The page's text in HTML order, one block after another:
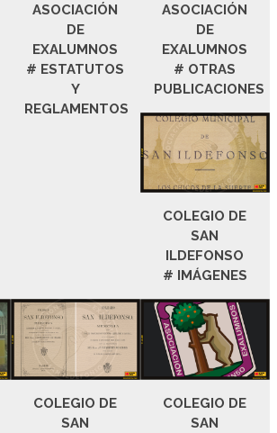
ASOCIACIÓN
DE
EXALUMNOS
# ESTATUTOS
Y
REGLAMENTOS
ASOCIACIÓN
DE
EXALUMNOS
# OTRAS
PUBLICACIONES
COLEGIO DE
SAN
ILDEFONSO
# IMÁGENES
COLEGIO DE
SAN
COLEGIO DE
SAN